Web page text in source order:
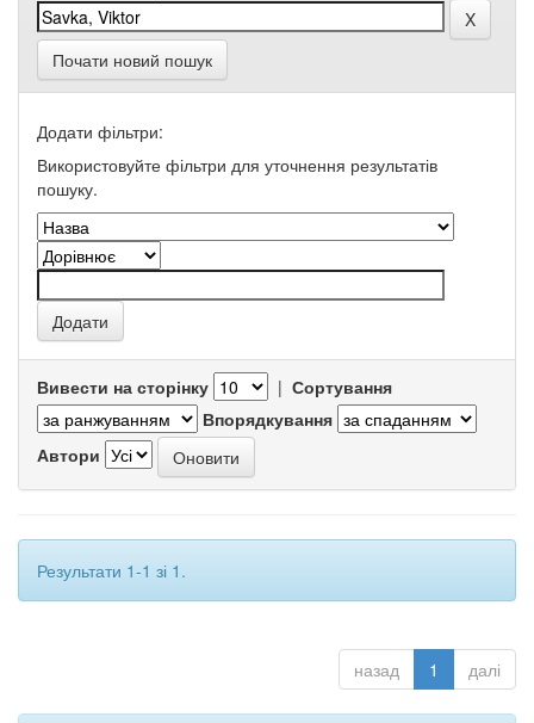
Почати новий пошук
Додати фільтри:
Використовуйте фільтри для уточнення результатів
пошуку.
Вивести на сторінку | Сортування
Впорядкування
Автори
Результати 1-1 зі 1.
назад 1 далі